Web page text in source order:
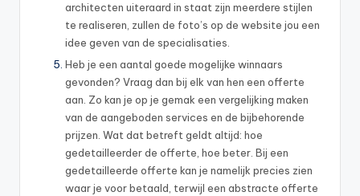
architecten uiteraard in staat zijn meerdere stijlen
te realiseren, zullen de foto’s op de website jou een
idee geven van de specialisaties.
Heb je een aantal goede mogelijke winnaars
gevonden? Vraag dan bij elk van hen een offerte
aan. Zo kan je op je gemak een vergelijking maken
van de aangeboden services en de bijbehorende
prijzen. Wat dat betreft geldt altijd: hoe
gedetailleerder de offerte, hoe beter. Bij een
gedetailleerde offerte kan je namelijk precies zien
waar je voor betaald, terwijl een abstracte offerte